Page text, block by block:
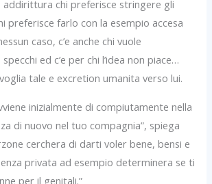
addirittura chi preferisce stringere gli
preferisce farlo con la esempio accesa
caso, c’e anche chi vuole
ed c’e per chi l’idea non piace…
tale e excretion umanita verso lui.
inizialmente di compiutamente nella
di nuovo nel tuo compagnia”, spiega
cerchera di darti voler bene, bensi e
privata ad esempio determinera se ti
per il genitali.”